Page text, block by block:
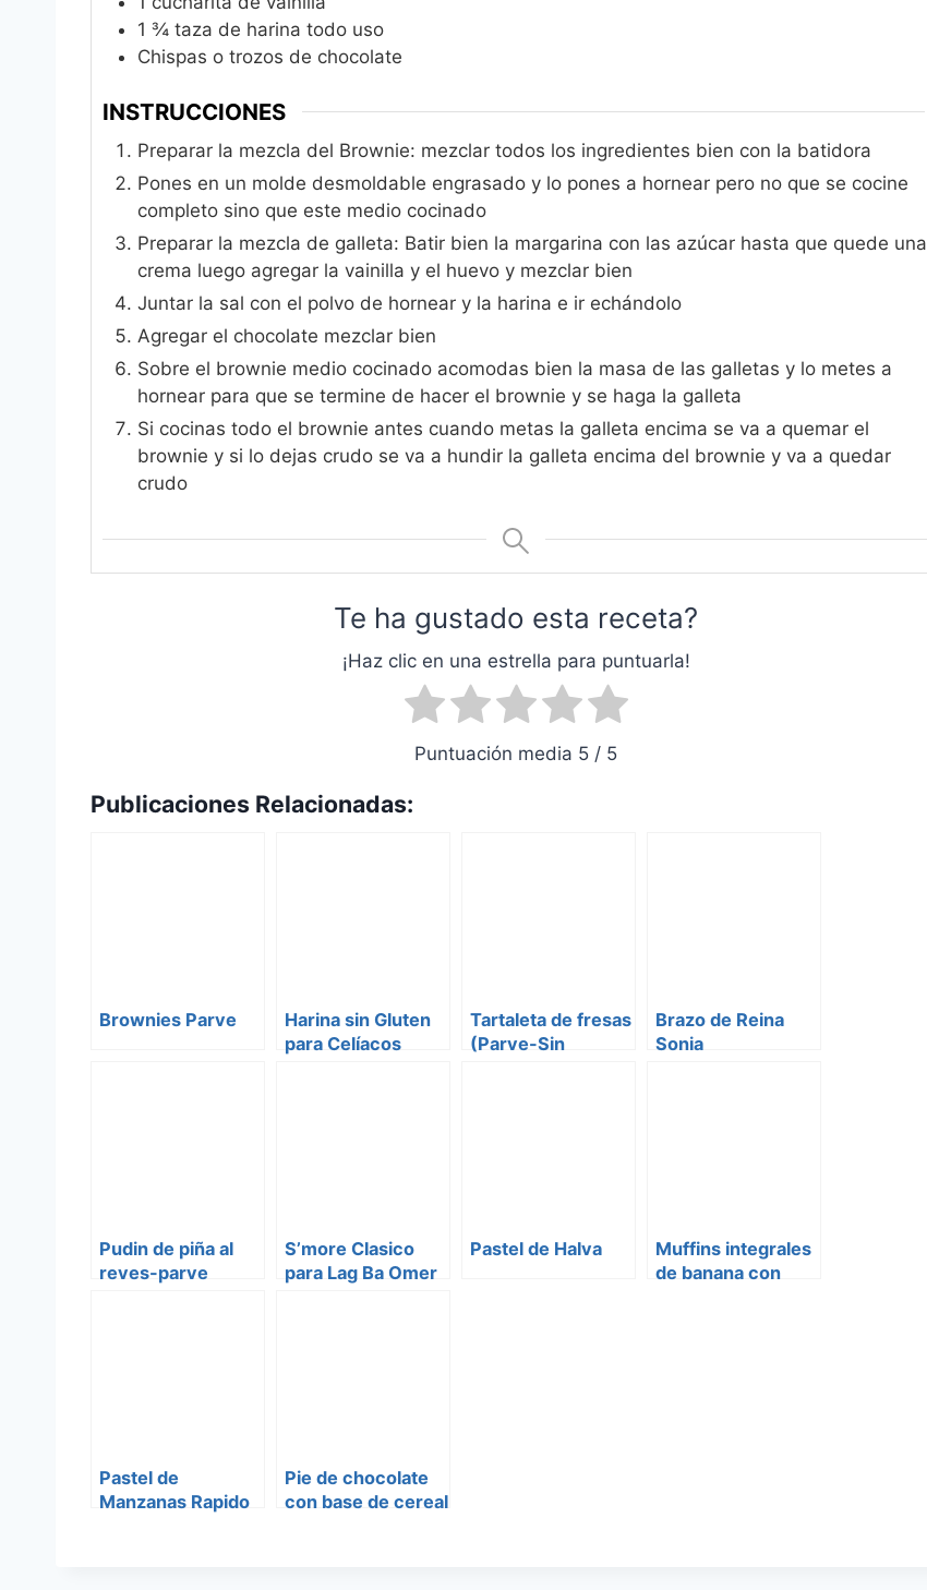
1 ¾ taza de harina todo uso
Chispas o trozos de chocolate
INSTRUCCIONES
Preparar la mezcla del Brownie: mezclar todos los ingredientes bien con la batidora
Pones en un molde desmoldable engrasado y lo pones a hornear pero no que se cocine
completo sino que este medio cocinado
Preparar la mezcla de galleta: Batir bien la margarina con las azúcar hasta que quede una
crema luego agregar la vainilla y el huevo y mezclar bien
Juntar la sal con el polvo de hornear y la harina e ir echándolo
Agregar el chocolate mezclar bien
Sobre el brownie medio cocinado acomodas bien la masa de las galletas y lo metes a
hornear para que se termine de hacer el brownie y se haga la galleta
Si cocinas todo el brownie antes cuando metas la galleta encima se va a quemar el
brownie y si lo dejas crudo se va a hundir la galleta encima del brownie y va a quedar
crudo
Te ha gustado esta receta?
¡Haz clic en una estrella para puntuarla!
Puntuación media 5 / 5
Publicaciones Relacionadas:
Brownies Parve
Harina sin Gluten
para Celíacos
Tartaleta de fresas
(Parve-Sin
Brazo de Reina
Sonia
Pudin de piña al
reves-parve
S’more Clasico
para Lag Ba Omer
Pastel de Halva
Muffins integrales
de banana con
Pastel de
Manzanas Rapido
Pie de chocolate
con base de cereal